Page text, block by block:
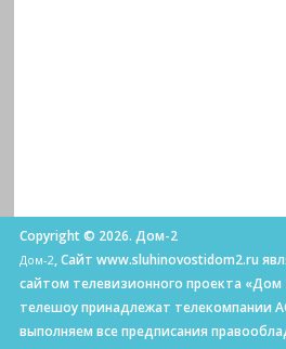
Copyright © 2026. Дом-2
Дом-2, Сайт www.sluhinovostidom2.ru
сайтом телевизионного проекта «Дом
телешоу принадлежат телекомпании
выполняем все предписания